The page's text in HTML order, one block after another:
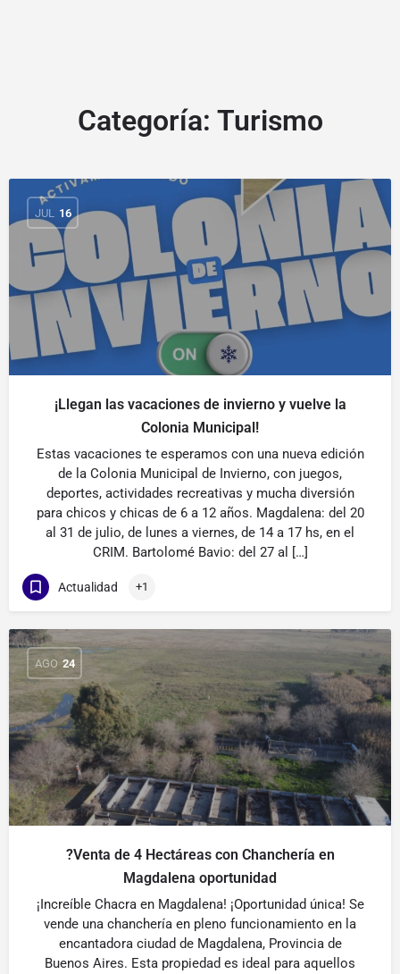
Categoría: Turismo
JUL 16
¡Llegan las vacaciones de invierno y vuelve la
Colonia Municipal!
Estas vacaciones te esperamos con una nueva edición
de la Colonia Municipal de Invierno, con juegos,
deportes, actividades recreativas y mucha diversión
para chicos y chicas de 6 a 12 años. Magdalena: del 20
al 31 de julio, de lunes a viernes, de 14 a 17 hs, en el
CRIM. Bartolomé Bavio: del 27 al […]
Actualidad +1
AGO 24
?Venta de 4 Hectáreas con Chanchería en
Magdalena oportunidad
¡Increíble Chacra en Magdalena! ¡Oportunidad única! Se
vende una chanchería en pleno funcionamiento en la
encantadora ciudad de Magdalena, Provincia de
Buenos Aires. Esta propiedad es ideal para aquellos